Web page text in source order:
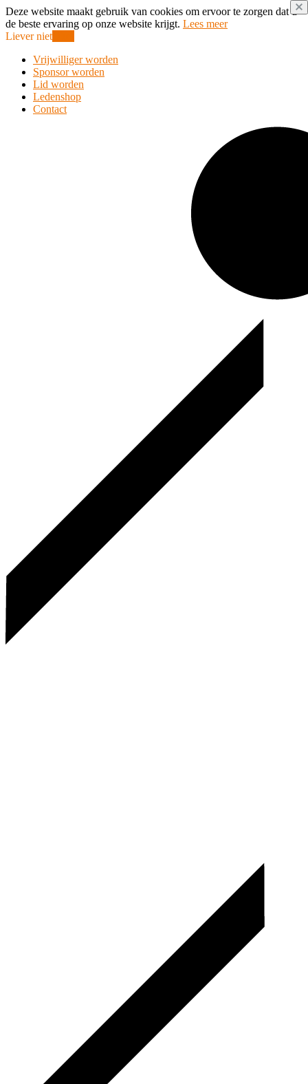
Deze website maakt gebruik van cookies om ervoor te zorgen dat u
de beste ervaring op onze website krijgt. Lees meer
Liever niet
Vrijwilliger worden
Sponsor worden
Lid worden
Ledenshop
Contact